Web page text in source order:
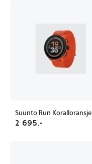
Suunto Run Koralloransje
2 695,-